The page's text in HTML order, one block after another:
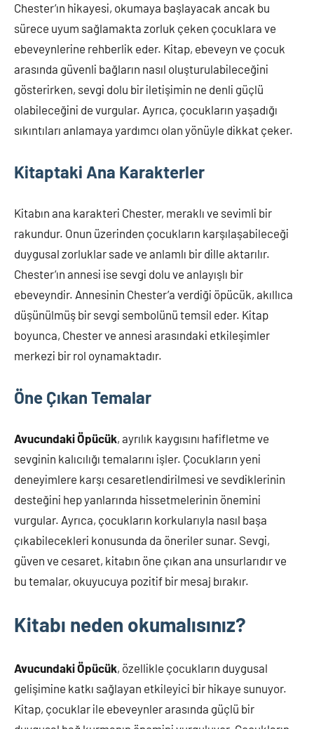
Chester’ın hikayesi, okumaya başlayacak ancak bu
sürece uyum sağlamakta zorluk çeken çocuklara ve
ebeveynlerine rehberlik eder. Kitap, ebeveyn ve çocuk
arasında güvenli bağların nasıl oluşturulabileceğini
gösterirken, sevgi dolu bir iletişimin ne denli güçlü
olabileceğini de vurgular. Ayrıca, çocukların yaşadığı
sıkıntıları anlamaya yardımcı olan yönüyle dikkat çeker.
Kitaptaki Ana Karakterler
Kitabın ana karakteri Chester, meraklı ve sevimli bir
rakundur. Onun üzerinden çocukların karşılaşabileceği
duygusal zorluklar sade ve anlamlı bir dille aktarılır.
Chester’ın annesi ise sevgi dolu ve anlayışlı bir
ebeveyndir. Annesinin Chester’a verdiği öpücük, akıllıca
düşünülmüş bir sevgi sembolünü temsil eder. Kitap
boyunca, Chester ve annesi arasındaki etkileşimler
merkezi bir rol oynamaktadır.
Öne Çıkan Temalar
Avucundaki Öpücük, ayrılık kaygısını hafifletme ve
sevginin kalıcılığı temalarını işler. Çocukların yeni
deneyimlere karşı cesaretlendirilmesi ve sevdiklerinin
desteğini hep yanlarında hissetmelerinin önemini
vurgular. Ayrıca, çocukların korkularıyla nasıl başa
çıkabilecekleri konusunda da öneriler sunar. Sevgi,
güven ve cesaret, kitabın öne çıkan ana unsurlarıdır ve
bu temalar, okuyucuya pozitif bir mesaj bırakır.
Kitabı neden okumalısınız?
Avucundaki Öpücük, özellikle çocukların duygusal
gelişimine katkı sağlayan etkileyici bir hikaye sunuyor.
Kitap, çocuklar ile ebeveynler arasında güçlü bir